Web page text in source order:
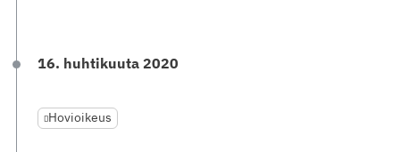
16. huhtikuuta 2020
Hovioikeus